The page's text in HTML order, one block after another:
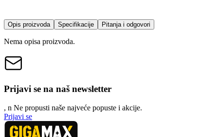
Opis proizvoda Specifikacije Pitanja i odgovori
Nema opisa proizvoda.
Prijavi se na naš newsletter
, n Ne propusti naše najveće popuste i akcije.
Prijavi se